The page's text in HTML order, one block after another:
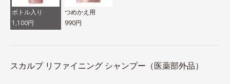
ボトル入り
1,100円
つめかえ用
990円
スカルプ リファイニング シャンプー（医薬部外品）